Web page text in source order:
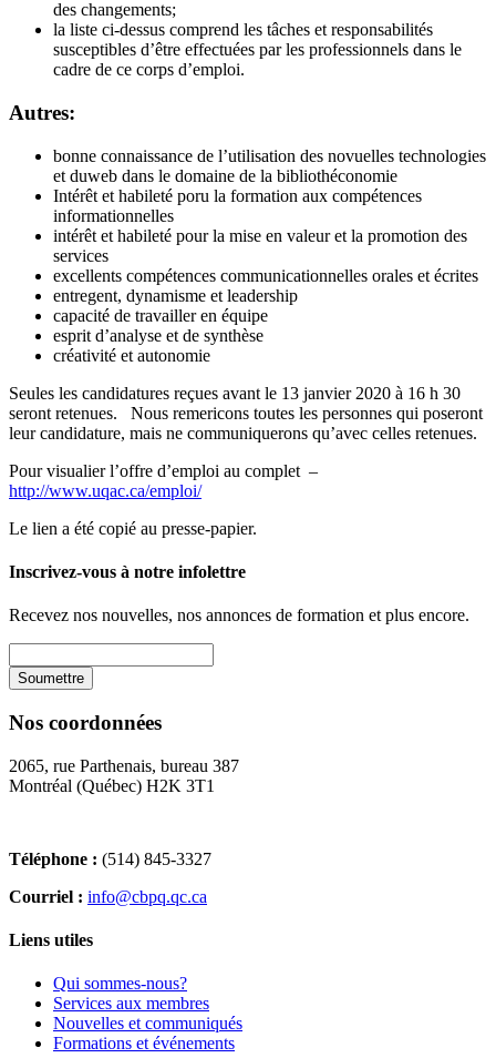
des changements;
la liste ci-dessus comprend les tâches et responsabilités
susceptibles d’être effectuées par les professionnels dans le
cadre de ce corps d’emploi.
Autres:
bonne connaissance de l’utilisation des novuelles technologies
et duweb dans le domaine de la bibliothéconomie
Intérêt et habileté poru la formation aux compétences
informationnelles
intérêt et habileté pour la mise en valeur et la promotion des
services
excellents compétences communicationnelles orales et écrites
entregent, dynamisme et leadership
capacité de travailler en équipe
esprit d’analyse et de synthèse
créativité et autonomie
Seules les candidatures reçues avant le 13 janvier 2020 à 16 h 30
seront retenues. Nous remericons toutes les personnes qui poseront
leur candidature, mais ne communiquerons qu’avec celles retenues.
Pour visualier l’offre d’emploi au complet –
http://www.uqac.ca/emploi/
Le lien a été copié au presse-papier.
Inscrivez-vous à notre infolettre
Recevez nos nouvelles, nos annonces de formation et plus encore.
Nos coordonnées
2065, rue Parthenais, bureau 387
Montréal (Québec) H2K 3T1
Téléphone : (514) 845-3327
Courriel : info@cbpq.qc.ca
Liens utiles
Qui sommes-nous?
Services aux membres
Nouvelles et communiqués
Formations et événements